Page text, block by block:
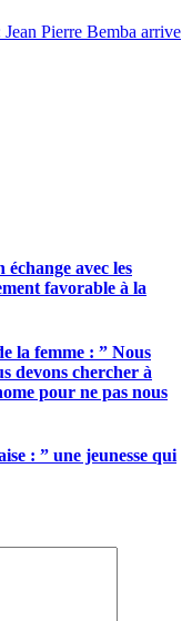
Pierre Bemba arrive
avec les
favorable à la
la femme : ” Nous
devons chercher à
pour ne pas nous
: ” une jeunesse qui